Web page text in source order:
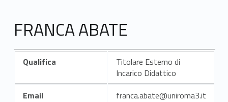
FRANCA ABATE
Qualifica
Titolare Esterno di
Incarico Didattico
Email
franca.abate@uniroma3.it